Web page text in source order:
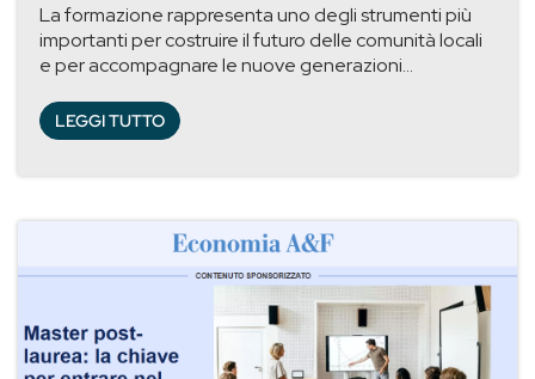
La formazione rappresenta uno degli strumenti più
importanti per costruire il futuro delle comunità locali
e per accompagnare le nuove generazioni...
LEGGI TUTTO